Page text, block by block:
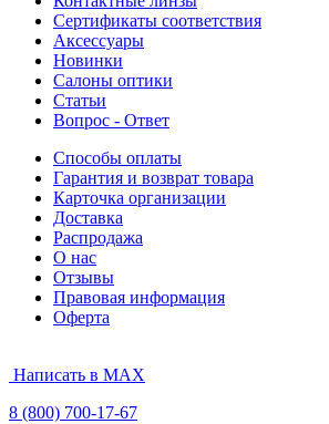
Сертификаты соответствия
Аксессуары
Новинки
Салоны оптики
Статьи
Вопрос - Ответ
Способы оплаты
Гарантия и возврат товара
Карточка организации
Доставка
Распродажа
О нас
Отзывы
Правовая информация
Оферта
Написать в MAX
8 (800) 700-17-67